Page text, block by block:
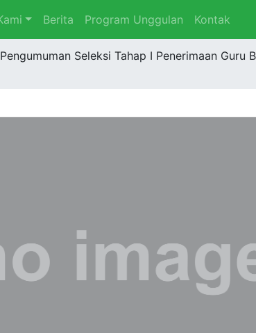
Berita Program Unggulan Kontak
Seleksi Tahap I Penerimaan Guru